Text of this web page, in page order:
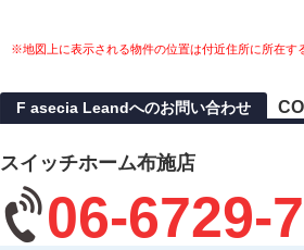
※地図上に表示される物件の位置は付近住所に所在す
F asecia Leandへのお問い合わせ
スイッチホーム布施店
06-6729-